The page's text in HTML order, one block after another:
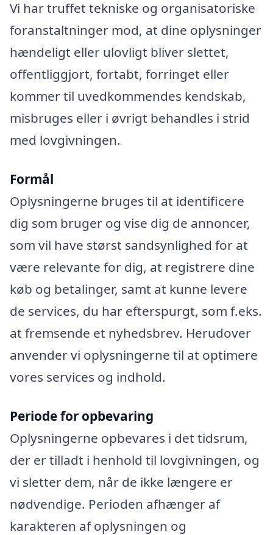
Vi har truffet tekniske og organisatoriske
foranstaltninger mod, at dine oplysninger
hændeligt eller ulovligt bliver slettet,
offentliggjort, fortabt, forringet eller
kommer til uvedkommendes kendskab,
misbruges eller i øvrigt behandles i strid
med lovgivningen.
Formål
Oplysningerne bruges til at identificere
dig som bruger og vise dig de annoncer,
som vil have størst sandsynlighed for at
være relevante for dig, at registrere dine
køb og betalinger, samt at kunne levere
de services, du har efterspurgt, som f.eks.
at fremsende et nyhedsbrev. Herudover
anvender vi oplysningerne til at optimere
vores services og indhold.
Periode for opbevaring
Oplysningerne opbevares i det tidsrum,
der er tilladt i henhold til lovgivningen, og
vi sletter dem, når de ikke længere er
nødvendige. Perioden afhænger af
karakteren af oplysningen og